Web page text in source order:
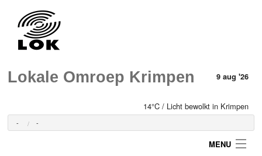
Lokale Omroep Krimpen 9 aug '26
14°C / Licht bewolkt in Krimpen
- -
MENU